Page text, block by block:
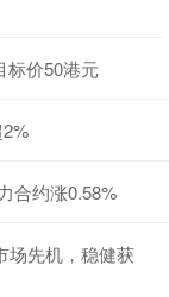
标价50港元
合约涨0.58%
场先机，稳健获